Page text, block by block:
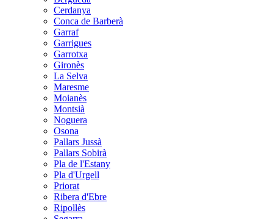
Cerdanya
Conca de Barberà
Garraf
Garrigues
Garrotxa
Gironès
La Selva
Maresme
Moianès
Montsià
Noguera
Osona
Pallars Jussà
Pallars Sobirà
Pla de l'Estany
Pla d'Urgell
Priorat
Ribera d'Ebre
Ripollès